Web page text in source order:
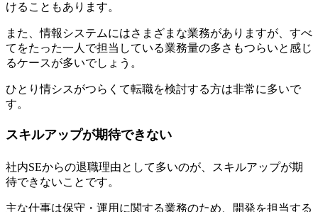
けることもあります。
また、情報システムにはさまざまな業務がありますが、すべ
てをたった一人で担当している業務量の多さもつらいと感じ
るケースが多いでしょう。
ひとり情シスがつらくて転職を検討する方は非常に多いで
す。
スキルアップが期待できない
社内SEからの退職理由として多いのが、スキルアップが期
待できないことです。
主な仕事は保守・運用に関する業務のため、
開発を担当する